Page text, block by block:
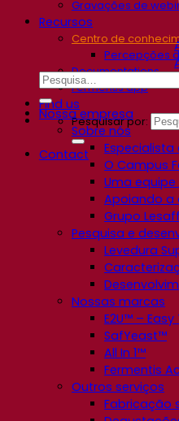
Gravações de
Recursos
Centro de
Percepções
Documentations
Fermentis app
Find us
Pesquisar por:
Contact
Nossa empresa
Sobre nós
O Campus
Uma
Apoiando a
Grupo
Pesquisa e
Levedura
Nossas marcas
E2U™ – Easy
SafYeast™
All In 1™
Fermentis
Outros serviços
Fabricação